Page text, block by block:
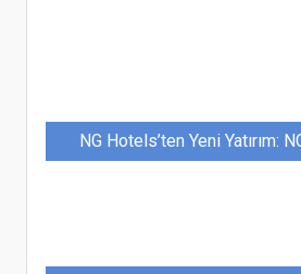
NG Hotels’ten Yeni Yatırım: